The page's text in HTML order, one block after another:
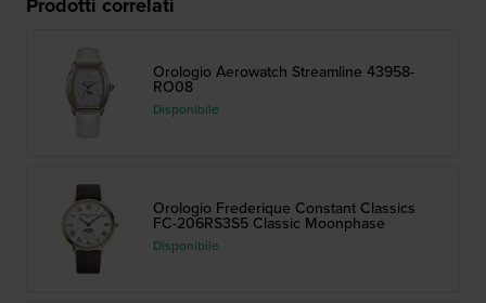
Prodotti correlati
Orologio Aerowatch Streamline 43958-
RO08
Disponibile
Orologio Frederique Constant Classics
FC-206RS3S5 Classic Moonphase
Disponibile